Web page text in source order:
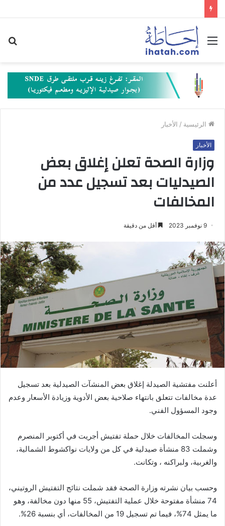
القائمة
الرئيسية / الأخبار
الأخبار
وزارة الصحة تعلن إغلاق بعض
الصيدليات بعد تسجيل عدد من
المخالفات
9 نوفمبر 2023 أقل من دقيقة
أعلنت مفتشية الصيدلة إغلاق بعض المنشآت الصيدلية بعد تسجيل
عدة مخالفات تتعلق بانتهاء صلاحية بعض الأدوية وزيادة الأسعار وعدم
وجود المسؤول الفني.
وسجلت المخالفات خلال حملة تفتيش أجريت في أكتوبر المنصرم
وشملت 83 منشأة صيدلية في كل من ولايات نواكشوط الشمالية،
والغربية، ولبراكنه ، وتكانت.
وحسب بيان نشرته وزارة الصحة فقد شملت نتائج التفتيش الروتيني،
74 منشأة مفتوحة خلال عملية التفتيش، 55 منها دون مخالفة، وهو
ما يمثل 74%، فيما تم تسجيل 19 من المخالفات، أي بنسبة 26%.